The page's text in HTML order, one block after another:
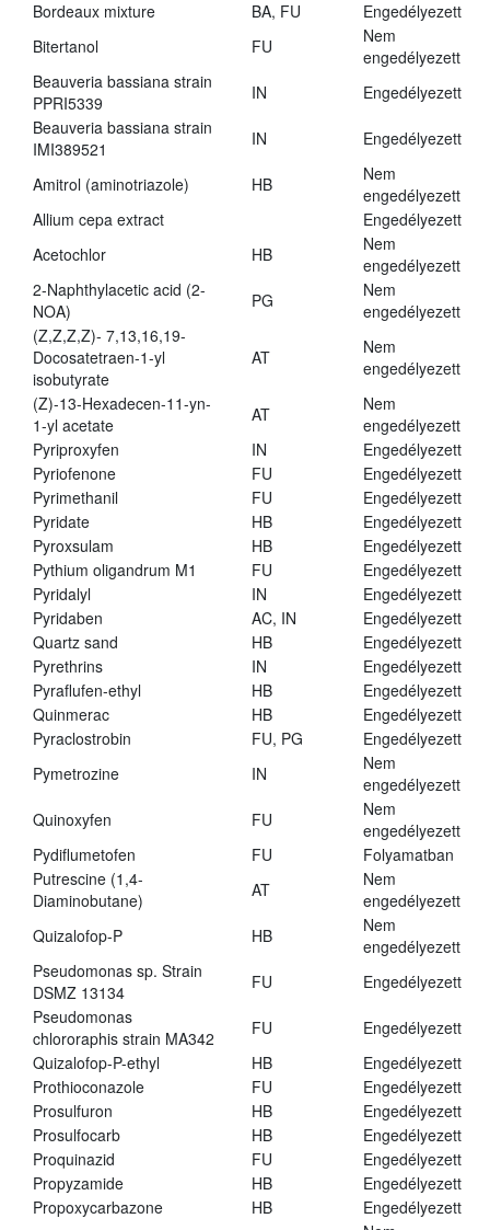
Bordeaux mixture BA, FU
Engedélyezett
Bitertanol
FU
Nem
engedélyezett
Beauveria bassiana strain
PPRI5339
IN
Engedélyezett
Beauveria bassiana strain
IMI389521
IN Engedélyezett
Amitrol (aminotriazole) HB
Nem
engedélyezett
Allium cepa extract
Engedélyezett
Acetochlor
HB
Nem
engedélyezett
2-Naphthylacetic acid (2-
NOA)
PG
Nem
engedélyezett
(Z,Z,Z,Z)- 7,13,16,19-
Docosatetraen-1-yl
isobutyrate
AT
Nem
engedélyezett
(Z)-13-Hexadecen-11-yn-
1-yl acetate
AT
Nem
engedélyezett
Pyriproxyfen
IN
Engedélyezett
Pyriofenone
FU
Engedélyezett
Pyrimethanil
FU
Engedélyezett
Pyridate
HB
Engedélyezett
Pyroxsulam
HB
Engedélyezett
Pythium oligandrum M1
FU
Engedélyezett
Pyridalyl
IN
Engedélyezett
Pyridaben
AC, IN
Engedélyezett
Quartz sand
HB
Engedélyezett
Pyrethrins
IN
Engedélyezett
Pyraflufen-ethyl
HB
Engedélyezett
Quinmerac
HB
Engedélyezett
Pyraclostrobin
FU, PG
Engedélyezett
Pymetrozine
IN
Nem
engedélyezett
Quinoxyfen
FU
Nem
engedélyezett
Pydiflumetofen
FU
Folyamatban
Putrescine (1,4-
Diaminobutane)
AT
Nem
engedélyezett
Quizalofop-P
HB
Nem
engedélyezett
Pseudomonas sp. Strain
DSMZ 13134
FU
Engedélyezett
Pseudomonas
chlororaphis strain MA342
FU
Engedélyezett
Quizalofop-P-ethyl
HB
Engedélyezett
Prothioconazole
FU
Engedélyezett
Prosulfuron
HB
Engedélyezett
Prosulfocarb
HB
Engedélyezett
Proquinazid
FU
Engedélyezett
Propyzamide
HB
Engedélyezett
Propoxycarbazone
HB
Engedélyezett